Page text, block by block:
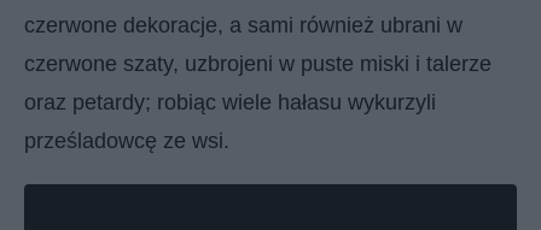
czerwone dekoracje, a sami również ubrani w
czerwone szaty, uzbrojeni w puste miski i talerze
oraz petardy; robiąc wiele hałasu wykurzyli
prześladowcę ze wsi.